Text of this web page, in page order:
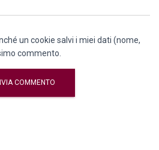
un cookie salvi i miei dati (nome,
commento.